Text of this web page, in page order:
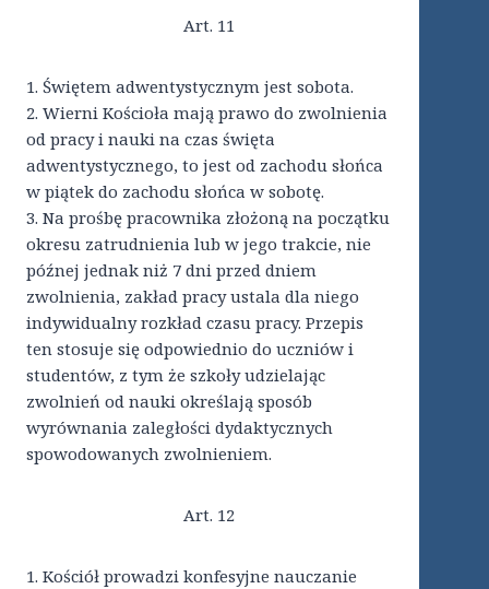
Art. 11
1. Świętem adwentystycznym jest sobota.
2. Wierni Kościoła mają prawo do zwolnienia
od pracy i nauki na czas święta
adwentystycznego, to jest od zachodu słońca
w piątek do zachodu słońca w sobotę.
3. Na prośbę pracownika złożoną na początku
okresu zatrudnienia lub w jego trakcie, nie
późnej jednak niż 7 dni przed dniem
zwolnienia, zakład pracy ustala dla niego
indywidualny rozkład czasu pracy. Przepis
ten stosuje się odpowiednio do uczniów i
studentów, z tym że szkoły udzielając
zwolnień od nauki określają sposób
wyrównania zaległości dydaktycznych
spowodowanych zwolnieniem.
Art. 12
1. Kościół prowadzi konfesyjne nauczanie